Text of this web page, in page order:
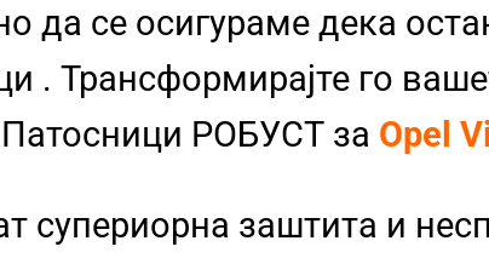
да се осигураме дека
. Трансформирајте го
РОБУСТ за Opel
супериорна заштита и